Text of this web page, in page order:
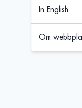
In English
Om